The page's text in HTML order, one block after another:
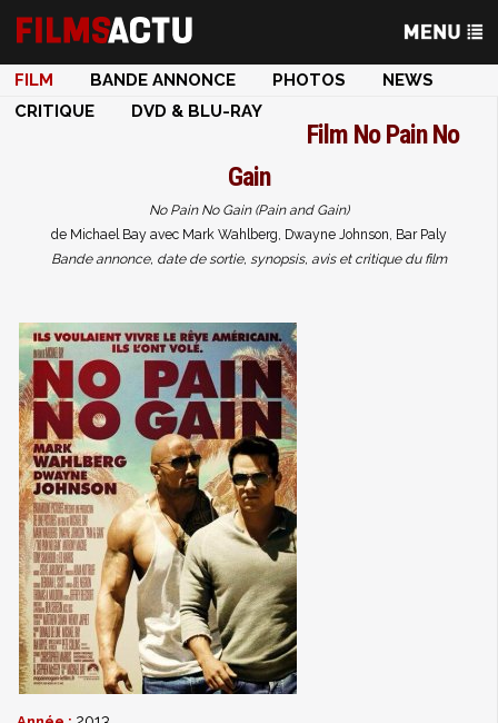
FILM BANDE ANNONCE PHOTOS
NEWS
CRITIQUE
DVD & BLU-RAY
Film No Pain No
Gain
No Pain No Gain (Pain and Gain)
de Michael Bay avec Mark Wahlberg, Dwayne Johnson, Bar Paly
Bande annonce, date de sortie, synopsis, avis et critique du film